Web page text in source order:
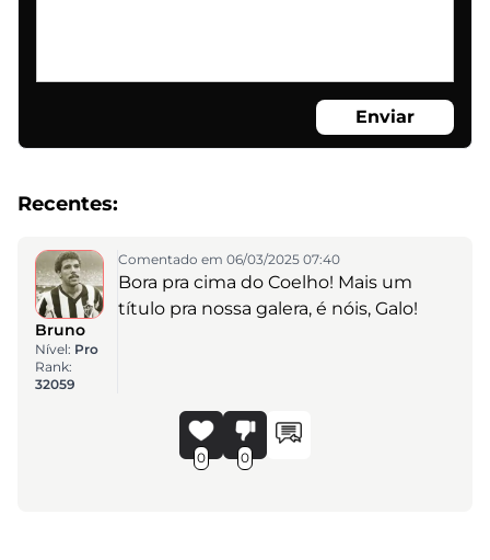
Enviar
Recentes:
Bruno
Nível: Pro
Rank:
32059
Comentado em 06/03/2025 07:40
Bora pra cima do Coelho! Mais um
título pra nossa galera, é nóis, Galo!
0 0